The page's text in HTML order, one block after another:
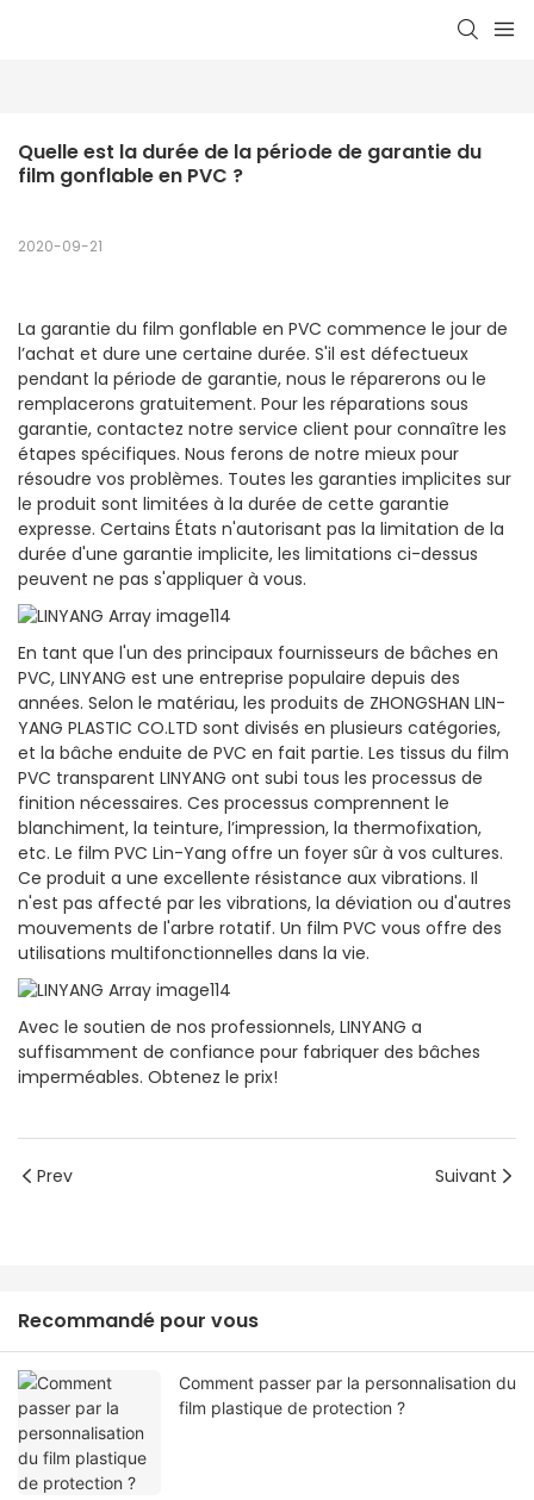
Quelle est la durée de la période de garantie du
film gonflable en PVC ?
2020-09-21
La garantie du film gonflable en PVC commence le jour de
l’achat et dure une certaine durée. S'il est défectueux
pendant la période de garantie, nous le réparerons ou le
remplacerons gratuitement. Pour les réparations sous
garantie, contactez notre service client pour connaître les
étapes spécifiques. Nous ferons de notre mieux pour
résoudre vos problèmes. Toutes les garanties implicites sur
le produit sont limitées à la durée de cette garantie
expresse. Certains États n'autorisant pas la limitation de la
durée d'une garantie implicite, les limitations ci-dessus
peuvent ne pas s'appliquer à vous.
En tant que l'un des principaux fournisseurs de bâches en
PVC, LINYANG est une entreprise populaire depuis des
années. Selon le matériau, les produits de ZHONGSHAN LIN-
YANG PLASTIC CO.LTD sont divisés en plusieurs catégories,
et la bâche enduite de PVC en fait partie. Les tissus du film
PVC transparent LINYANG ont subi tous les processus de
finition nécessaires. Ces processus comprennent le
blanchiment, la teinture, l’impression, la thermofixation,
etc. Le film PVC Lin-Yang offre un foyer sûr à vos cultures.
Ce produit a une excellente résistance aux vibrations. Il
n'est pas affecté par les vibrations, la déviation ou d'autres
mouvements de l'arbre rotatif. Un film PVC vous offre des
utilisations multifonctionnelles dans la vie.
Avec le soutien de nos professionnels, LINYANG a
suffisamment de confiance pour fabriquer des bâches
imperméables. Obtenez le prix!
Prev Suivant
Recommandé pour vous
Comment passer par la personnalisation du
film plastique de protection ?